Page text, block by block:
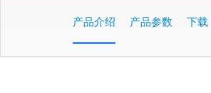
产品介绍 产品参数 下载